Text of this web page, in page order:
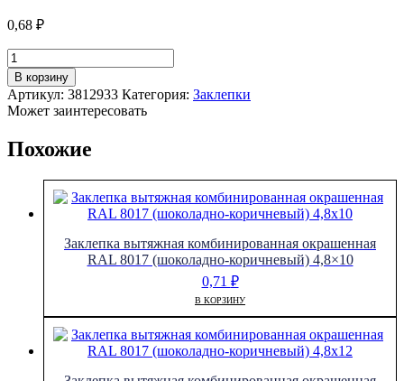
0,68 ₽
Количество
товара
Заклепка
вытяжная
комбинированная
4,8x16
В корзину
Артикул: 3812933 Категория: Заклепки
Может заинтересовать
Похожие
Заклепка вытяжная комбинированная окрашенная
RAL 8017 (шоколадно-коричневый) 4,8×10
0,71 ₽
В КОРЗИНУ